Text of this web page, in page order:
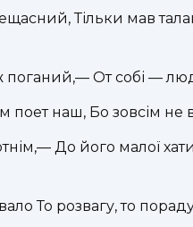
Тільки мав
поганий,— От собі —
поет наш, Бо зовсім не
До його малої
То розвагу, то